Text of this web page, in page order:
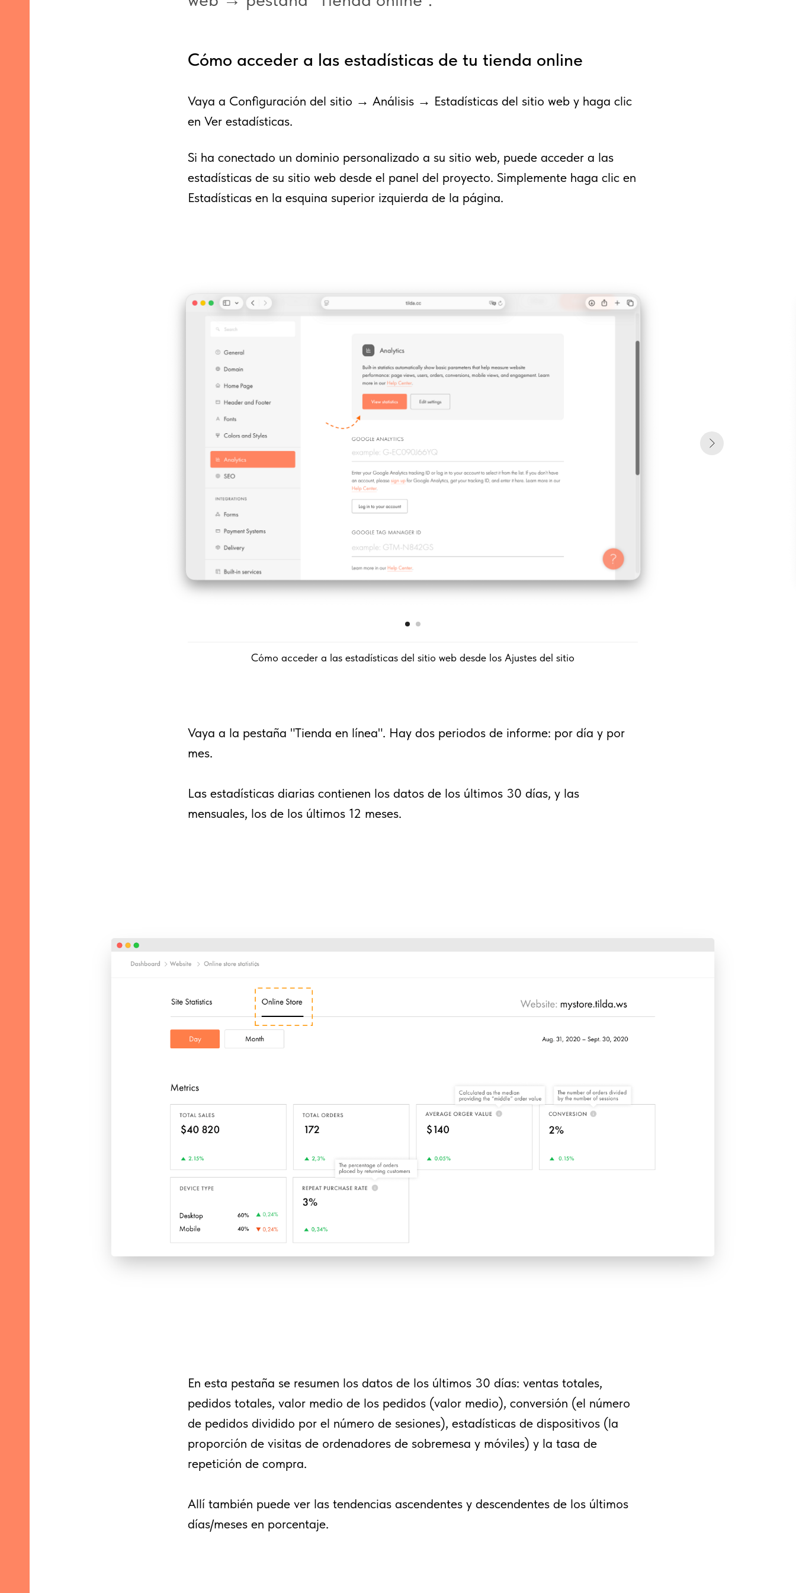
Cómo acceder a las estadísticas de tu tienda online
Vaya a Configuración del sitio → Análisis → Estadísticas del sitio web y haga clic
en Ver estadísticas.
Si ha conectado un dominio personalizado a su sitio web, puede acceder a las
estadísticas de su sitio web desde el panel del proyecto. Simplemente haga clic en
Estadísticas en la esquina superior izquierda de la página.
Cómo acceder a las estadísticas del sitio web desde los Ajustes del sitio
Vaya a la pestaña "Tienda en línea". Hay dos periodos de informe: por día y por
mes.
Las estadísticas diarias contienen los datos de los últimos 30 días, y las
mensuales, los de los últimos 12 meses.
En esta pestaña se resumen los datos de los últimos 30 días: ventas totales,
pedidos totales, valor medio de los pedidos (valor medio), conversión (el número
de pedidos dividido por el número de sesiones), estadísticas de dispositivos (la
proporción de visitas de ordenadores de sobremesa y móviles) y la tasa de
repetición de compra.
Allí también puede ver las tendencias ascendentes y descendentes de los últimos
días/meses en porcentaje.